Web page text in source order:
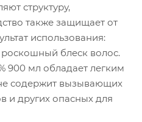
структуру,
также защищает от
использования:
роскошный блеск волос.
900 мл обладает легким
содержит вызывающих
и других опасных для